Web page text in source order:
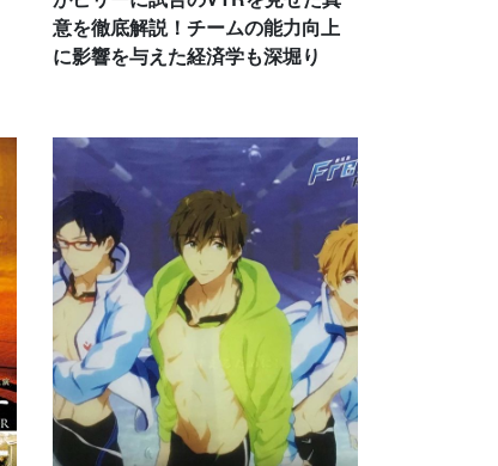
意を徹底解説！チームの能力向上
に影響を与えた経済学も深堀り